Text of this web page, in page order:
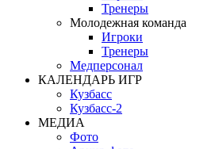
Тренеры
Молодежная команда
Игроки
Тренеры
Медперсонал
КАЛЕНДАРЬ ИГР
Кузбасс
Кузбасс-2
МЕДИА
Фото